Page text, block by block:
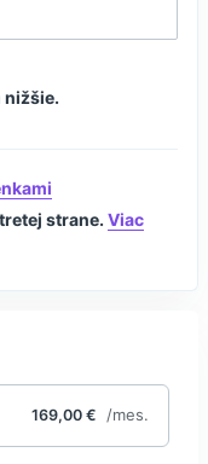
nižšie.
strane. Viac
169,00 € /mes.